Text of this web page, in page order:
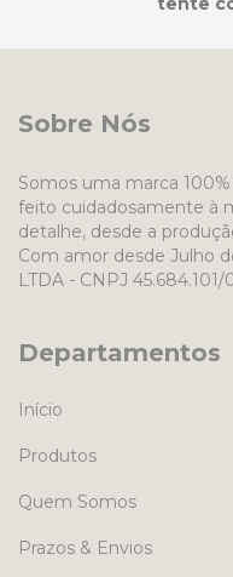
Sobre Nós
Somos uma marca
feito cuidadosamente à
detalhe, desde a
Com amor desde Julho
LTDA - CNPJ 45.684.101/
Departamentos
Início
Produtos
Quem Somos
Prazos & Envios